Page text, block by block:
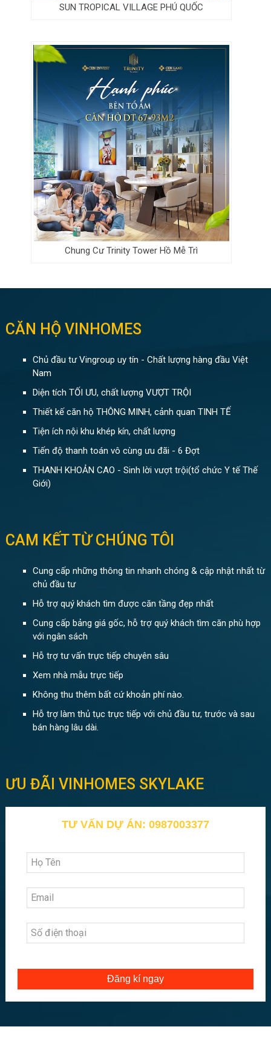
SUN TROPICAL VILLAGE PHÚ QUỐC
Chung Cư Trinity Tower Hồ Mễ Trì
CĂN HỘ VINHOMES
Chủ đầu tư Vingroup uy tín - Chất lượng hàng đầu Việt
Nam
Diện tích TỐI ƯU, chất lượng VƯỢT TRỘI
Thiết kế căn hộ THÔNG MINH, cảnh quan TINH TẾ
Tiện ích nội khu khép kín, chất lượng
Tiến độ thanh toán vô cùng ưu đãi - 6 Đợt
THANH KHOẢN CAO - Sinh lời vượt trội(tổ chức Y tế Thế
Giới)
CAM KẾT TỪ CHÚNG TÔI
Cung cấp những thông tin nhanh chóng & cập nhật nhất từ
chủ đầu tư
Hỗ trợ quý khách tìm được căn tầng đẹp nhất
Cung cấp bảng giá gốc, hỗ trợ quý khách tìm căn phù hợp
với ngân sách
Hỗ trợ tư vấn trực tiếp chuyên sâu
Xem nhà mẫu trực tiếp
Không thu thêm bất cứ khoản phí nào.
Hỗ trợ làm thủ tục trực tiếp với chủ đầu tư, trước và sau
bán hàng lâu dài.
ƯU ĐÃI VINHOMES SKYLAKE
TƯ VẤN DỰ ÁN: 0987003377
Đăng kí ngay